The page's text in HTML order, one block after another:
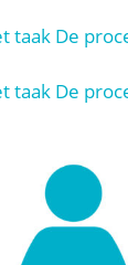
taak De
taak De